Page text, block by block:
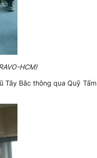
HCM)
Tây Bắc thông qua Quỹ Tấm